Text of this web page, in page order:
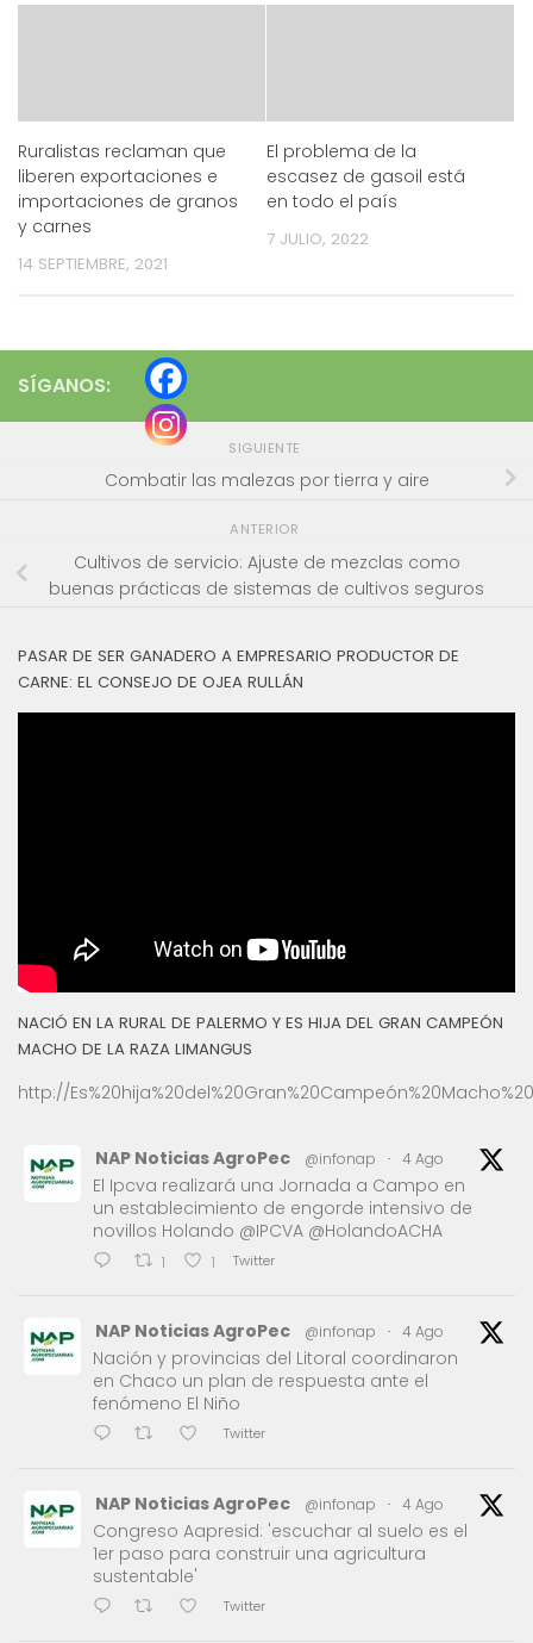
Ruralistas reclaman que
liberen exportaciones e
importaciones de granos
y carnes
14 SEPTIEMBRE, 2021
El problema de la
escasez de gasoil está
en todo el país
7 JULIO, 2022
SÍGANOS:
SIGUIENTE
Combatir las malezas por tierra y aire
ANTERIOR
Cultivos de servicio: Ajuste de mezclas como
buenas prácticas de sistemas de cultivos seguros
PASAR DE SER GANADERO A EMPRESARIO PRODUCTOR DE
CARNE: EL CONSEJO DE OJEA RULLÁN
NACIÓ EN LA RURAL DE PALERMO Y ES HIJA DEL GRAN CAMPEÓN
MACHO DE LA RAZA LIMANGUS
http://
NAP Noticias AgroPec @infonap · 4 Ago
El Ipcva realizará una Jornada a Campo en
un establecimiento de engorde intensivo de
novillos Holando @IPCVA @HolandoACHA
1 1 Twitter
NAP Noticias AgroPec @infonap · 4 Ago
Nación y provincias del Litoral coordinaron
en Chaco un plan de respuesta ante el
fenómeno El Niño
Twitter
NAP Noticias AgroPec @infonap · 4 Ago
Congreso Aapresid: 'escuchar al suelo es el
1er paso para construir una agricultura
sustentable'
Twitter